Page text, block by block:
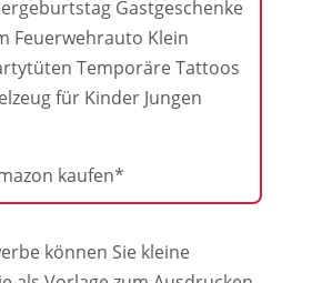
Gastgeschenke
Feuerwehrauto Klein
Temporäre Tattoos
für Kinder Jungen
können Sie kleine